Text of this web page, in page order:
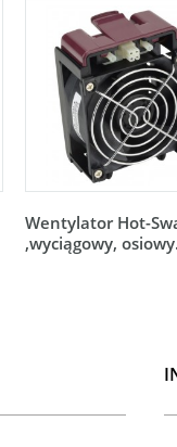
Wentylator Hot-
,wyciągowy,